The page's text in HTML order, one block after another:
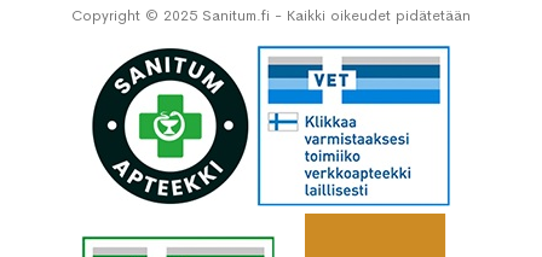
Copyright © 2025 Sanitum.fi - Kaikki oikeudet pidätetään